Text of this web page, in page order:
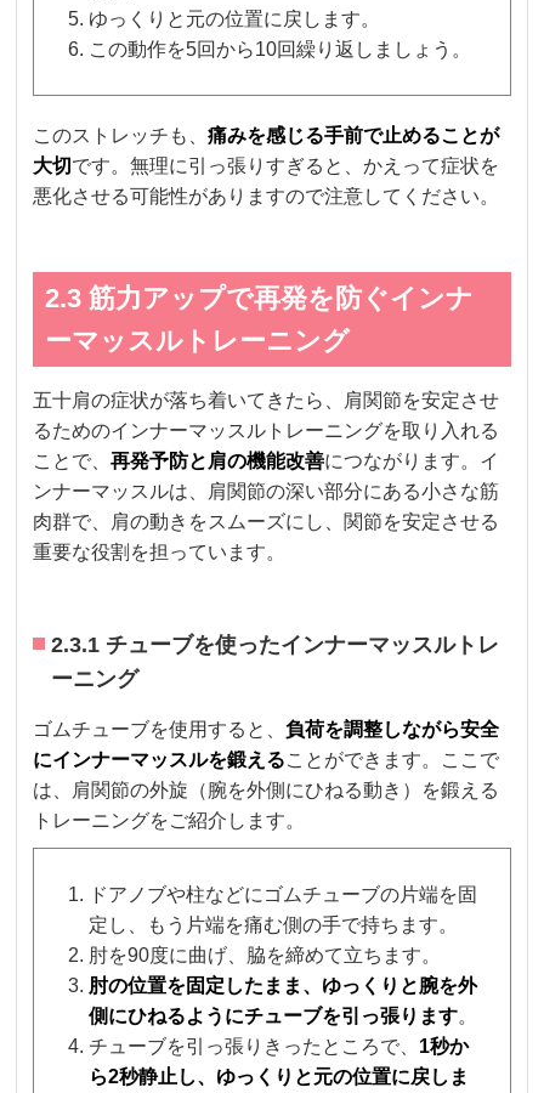
ゆっくりと元の位置に戻します。
この動作を5回から10回繰り返しましょう。
このストレッチも、痛みを感じる手前で止めることが
大切です。無理に引っ張りすぎると、かえって症状を
悪化させる可能性がありますので注意してください。
2.3 筋力アップで再発を防ぐインナ
ーマッスルトレーニング
五十肩の症状が落ち着いてきたら、肩関節を安定させ
るためのインナーマッスルトレーニングを取り入れる
ことで、再発予防と肩の機能改善につながります。イ
ンナーマッスルは、肩関節の深い部分にある小さな筋
肉群で、肩の動きをスムーズにし、関節を安定させる
重要な役割を担っています。
2.3.1 チューブを使ったインナーマッスルトレ
ーニング
ゴムチューブを使用すると、負荷を調整しながら安全
にインナーマッスルを鍛えることができます。ここで
は、肩関節の外旋（腕を外側にひねる動き）を鍛える
トレーニングをご紹介します。
ドアノブや柱などにゴムチューブの片端を固
定し、もう片端を痛む側の手で持ちます。
肘を90度に曲げ、脇を締めて立ちます。
肘の位置を固定したまま、ゆっくりと腕を外
側にひねるようにチューブを引っ張ります。
チューブを引っ張りきったところで、 1秒か
ら2秒静止し、ゆっくりと元の位置に戻しま